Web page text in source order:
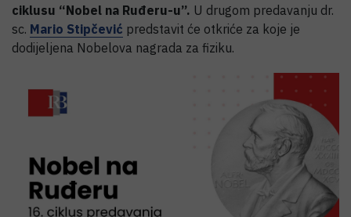
ciklusu “Nobel na Ruđeru-u”. U drugom predavanju dr.
sc. Mario Stipčević predstavit će otkriće za koje je
dodijeljena Nobelova nagrada za fiziku.